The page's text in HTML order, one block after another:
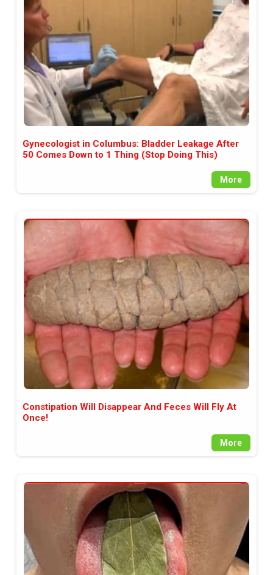
Gynecologist in Columbus: Bladder Leakage After
50 Comes Down to 1 Thing (Stop Doing This)
More
Constipation Will Disappear And Feces Will Fly At
Once!
More